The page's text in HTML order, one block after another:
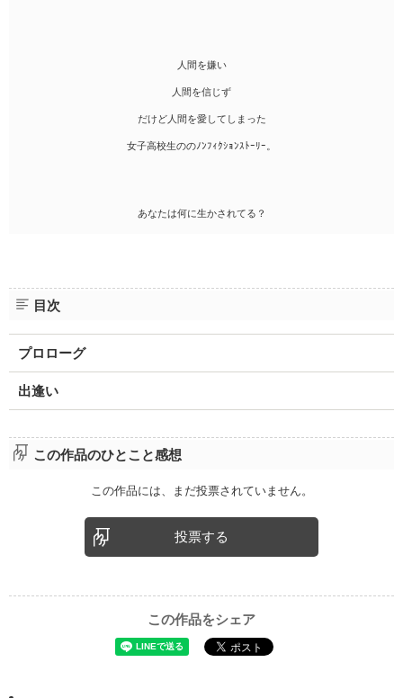
人間を嫌い
人間を信じず
だけど人間を愛してしまった
女子高校生ののﾉﾝﾌｨｸｼｮﾝｽﾄｰﾘｰ。
あなたは何に生かされてる？
目次
プロローグ
出逢い
この作品のひとこと感想
この作品には、まだ投票されていません。
投票する
この作品をシェア